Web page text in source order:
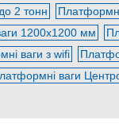
2 тонн
1200х1200 мм
ваги з wifi
ваги